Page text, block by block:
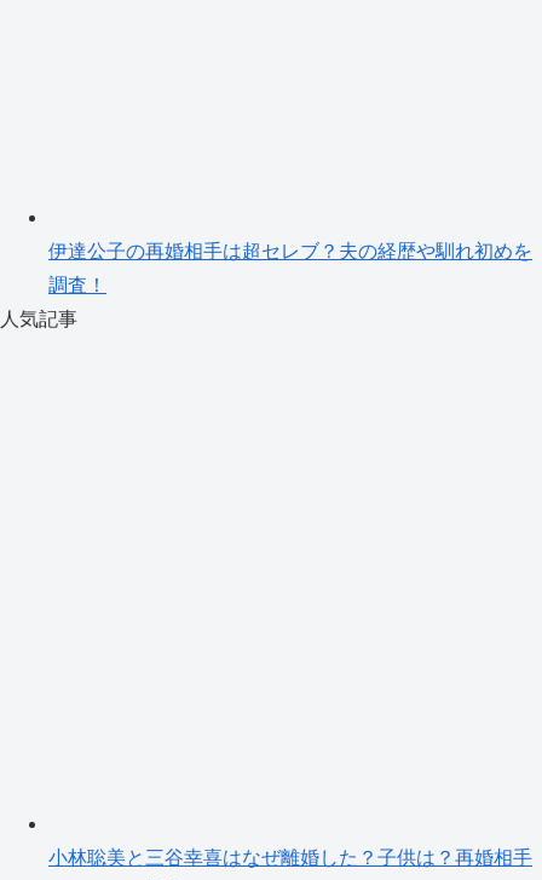
伊達公子の再婚相手は超セレブ？夫の経歴や馴れ初めを
調査！
人気記事
小林聡美と三谷幸喜はなぜ離婚した？子供は？再婚相手